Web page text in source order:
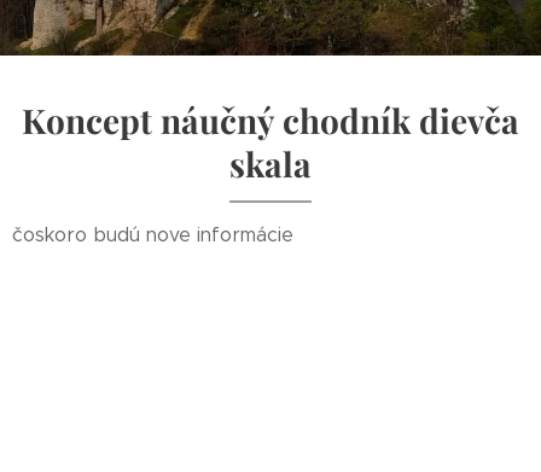
Koncept náučný chodník dievča
skala
čoskoro budú nove informácie